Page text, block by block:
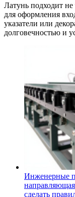
Латунь подходит
для оформления
указатели или
долговечностью и
Инженерные
сделать